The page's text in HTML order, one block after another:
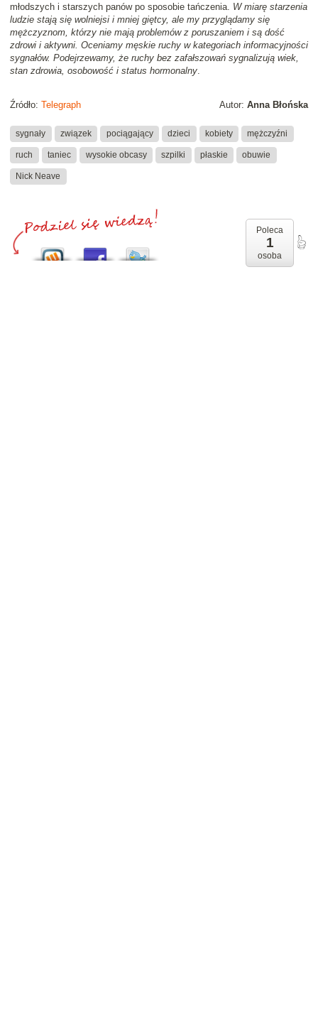
młodszych i starszych panów po sposobie tańczenia. W miarę starzenia
ludzie stają się wolniejsi i mniej giętcy, ale my przyglądamy się
mężczyznom, którzy nie mają problemów z poruszaniem i są dość
zdrowi i aktywni. Oceniamy męskie ruchy w kategoriach informacyjności
sygnałów. Podejrzewamy, że ruchy bez zafałszowań sygnalizują wiek,
stan zdrowia, osobowość i status hormonalny
Autor: Anna Błońska
Źródło: Telegraph
sygnały związek pociągający dzieci kobiety mężczyźni
ruch taniec wysokie obcasy szpilki płaskie obuwie
Nick Neave
Poleca
1
osoba